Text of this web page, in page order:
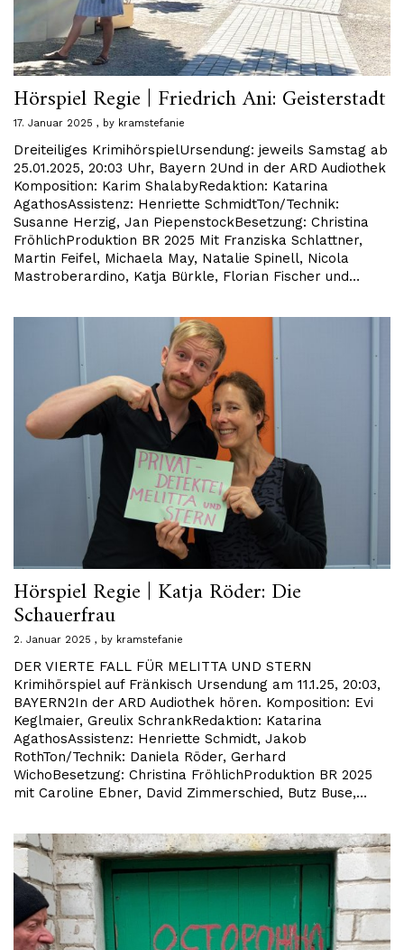
Hörspiel Regie | Friedrich Ani: Geisterstadt
17. Januar 2025 by kramstefanie
Dreiteiliges KrimihörspielUrsendung: jeweils Samstag ab
25.01.2025, 20:03 Uhr, Bayern 2Und in der ARD Audiothek
Komposition: Karim ShalabyRedaktion: Katarina
AgathosAssistenz: Henriette SchmidtTon/Technik:
Susanne Herzig, Jan PiepenstockBesetzung: Christina
FröhlichProduktion BR 2025 Mit Franziska Schlattner,
Martin Feifel, Michaela May, Natalie Spinell, Nicola
Mastroberardino, Katja Bürkle, Florian Fischer und…
Hörspiel Regie | Katja Röder: Die
Schauerfrau
2. Januar 2025 by kramstefanie
DER VIERTE FALL FÜR MELITTA UND STERN
Krimihörspiel auf Fränkisch Ursendung am 11.1.25, 20:03,
BAYERN2In der ARD Audiothek hören. Komposition: Evi
Keglmaier, Greulix SchrankRedaktion: Katarina
AgathosAssistenz: Henriette Schmidt, Jakob
RothTon/Technik: Daniela Röder, Gerhard
WichoBesetzung: Christina FröhlichProduktion BR 2025
mit Caroline Ebner, David Zimmerschied, Butz Buse,…